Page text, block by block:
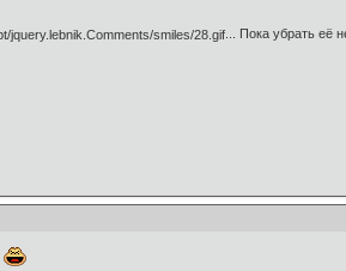
... Пока убрать её